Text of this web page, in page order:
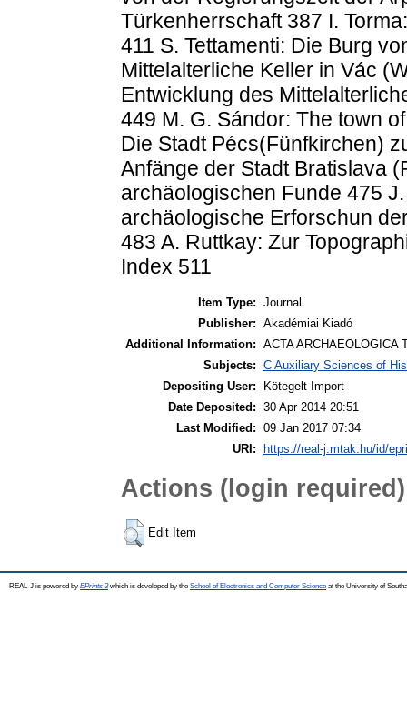
Türkenherrschaft 387 I.
411 S. Tettamenti: Die Burg
Mittelalterliche Keller in Vác
Entwicklung des
449 M. G. Sándor: The town
Die Stadt Pécs(Fünfkirchen)
Anfänge der Stadt Bratislava
archäologischen Funde 475
archäologische Erforschun
483 A. Ruttkay: Zur
Index 511
Item Type: Journal
Publisher: Akadémiai Kiadó
Additional Information: ACTA ARCHAEOLOGICA
Subjects: C Auxiliary Sciences of
Depositing User:
Kötegelt Import
Date Deposited: 30 Apr 2014 20:51
Last Modified: 09 Jan 2017 07:34
URI: https://real-j.mtak.hu/id/
Actions (login required)
Edit Item
REAL-J is powered by EPrints 3which is developed by the School of Electronics and Computer Science at the University of